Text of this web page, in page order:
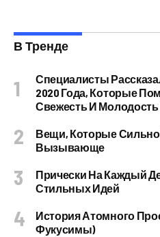
В Тренде
Специалисты
2020 Года, Которые
Свежесть И
Вещи, Которые
Вызывающе
Прически На Каждый
Стильных Идей
История Атомного
Фукусимы)